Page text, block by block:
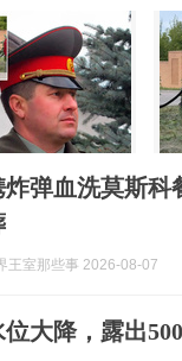
弹血洗莫斯科
王室那些事 2026-08-07
大降，露出